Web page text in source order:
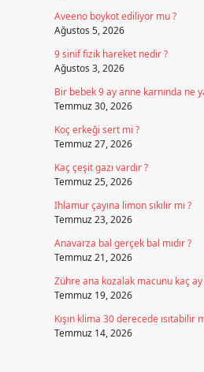
Aveeno boykot ediliyor mu ?
Ağustos 5, 2026
9 sinif fizik hareket nedir ?
Ağustos 3, 2026
Bir bebek 9 ay anne karnında ne
Temmuz 30, 2026
Koç erkeği sert mi ?
Temmuz 27, 2026
Kaç çeşit gazı vardır ?
Temmuz 25, 2026
Ihlamur çayına limon sıkılır mı ?
Temmuz 23, 2026
Anavarza bal gerçek bal mıdır ?
Temmuz 21, 2026
Zühre ana kozalak macunu kaç ay
Temmuz 19, 2026
Kışın klima 30 derecede ısıtabilir
Temmuz 14, 2026